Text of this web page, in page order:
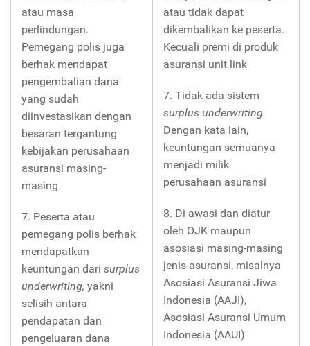
atau masa
perlindungan.
Pemegang polis juga
berhak mendapat
pengembalian dana
yang sudah
diinvestasikan dengan
besaran tergantung
kebijakan perusahaan
asuransi masing-
masing
7. Peserta atau
pemegang polis berhak
mendapatkan
keuntungan dari surplus
underwriting, yakni
selisih antara
pendapatan dan
pengeluaran dana
atau tidak dapat
dikembalikan ke peserta.
Kecuali premi di produk
asuransi unit link
7. Tidak ada sistem
surplus underwriting.
Dengan kata lain,
keuntungan semuanya
menjadi milik
perusahaan asuransi
8. Di awasi dan diatur
oleh OJK maupun
asosiasi masing-masing
jenis asuransi, misalnya
Asosiasi Asuransi Jiwa
Indonesia (AAJI),
Asosiasi Asuransi Umum
Indonesia (AAUI)